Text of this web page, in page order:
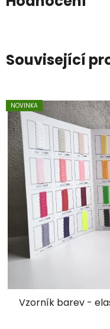
Související
NOVINKA
Vzorník barev -